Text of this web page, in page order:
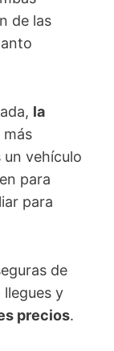
de las
la
más
un vehículo
para
para
de
y
precios.